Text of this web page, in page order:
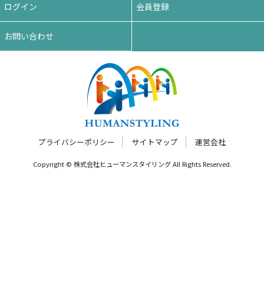
ログイン 会員登録
お問い合わせ
プライバシーポリシー サイトマップ 運営会社
Copyright © 株式会社ヒューマンスタイリング All Rights Reserved.